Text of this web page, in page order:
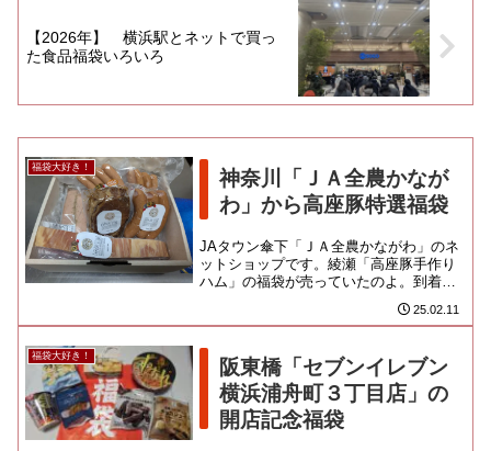
【2026年】 横浜駅とネットで買っ
た食品福袋いろいろ
福袋大好き！
神奈川「ＪＡ全農かなが
わ」から高座豚特選福袋
JAタウン傘下「ＪＡ全農かながわ」のネ
ットショップです。綾瀬「高座豚手作り
ハム」の福袋が売っていたのよ。到着
だけどね。ベーコン、ケーゼ、... 25.02.11
福袋大好き！
阪東橋「セブンイレブン
横浜浦舟町３丁目店」の
開店記念福袋